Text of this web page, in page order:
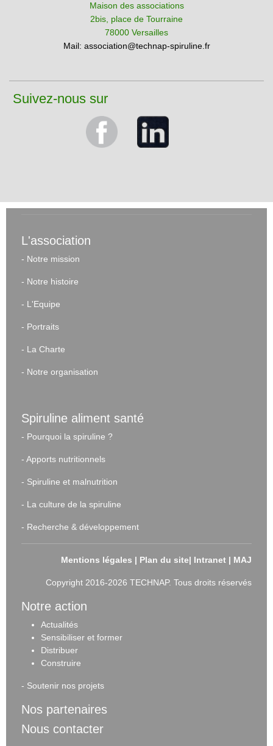
Maison des associations
2bis, place de Tourraine
78000 Versailles
Mail: association@technap-spiruline.fr
Suivez-nous sur
L'association
- Notre mission
- Notre histoire
- L'Equipe
- Portraits
- La Charte
- Notre organisation
Spiruline aliment santé
- Pourquoi la spiruline ?
- Apports nutritionnels
- Spiruline et malnutrition
- La culture de la spiruline
- Recherche & développement
Mentions légales | Plan du site| Intranet | MAJ
Copyright 2016-2026 TECHNAP. Tous droits réservés
Notre action
Actualités
Sensibiliser et former
Distribuer
Construire
- Soutenir nos projets
Nos partenaires
Nous contacter